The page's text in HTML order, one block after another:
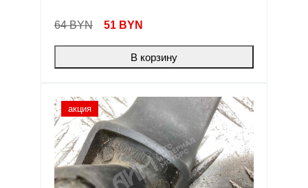
64 BYN 51 BYN
В корзину
акция